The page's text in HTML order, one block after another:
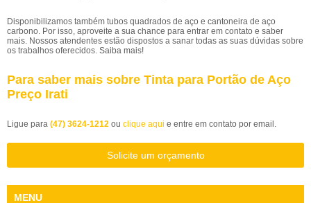
Disponibilizamos também tubos quadrados de aço e cantoneira de aço
carbono. Por isso, aproveite a sua chance para entrar em contato e saber
mais. Nossos atendentes estão dispostos a sanar todas as suas dúvidas sobre
os trabalhos oferecidos. Saiba mais!
Para saber mais sobre Tinta para Portão de Aço
Preço Irati
Ligue para (47) 3624-1212 ou clique aqui e entre em contato por email.
Solicite um orçamento
MENU